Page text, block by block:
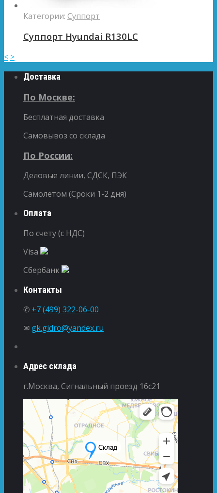
Категории: Суппорт
Суппорт Hyundai R130LC
< >
Доставка
По Москве:
Бесплатная доставка
Самовывоз со склада
По России:
Деловые линии, СДСК, ПЭК
Самолетом (Сроки 1-2 дня)
Оплата
По счету (с НДС)
Visa
Сбербанк
Контакты
✆ +7 (499) 322-06-00
✉ gk.gidro@yandex.ru
Адрес склада
г.Москва, Сигнальный проезд 16с21